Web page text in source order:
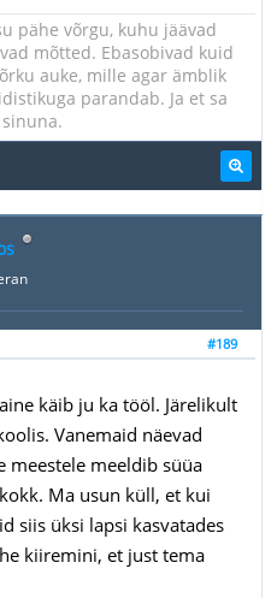
pähe võrgu, kuhu jäävad
mõtted. Ebasobivad kuid
auke, mille agar ämblik
parandab. Ja et sa
#189
käib ju ka tööl. Järelikult
Vanemaid näevad
meestele meeldib süüa
Ma usun küll, et kui
siis üksi lapsi kasvatades
kiiremini, et just tema